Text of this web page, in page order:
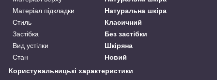
Матеріал підкладки
Натуральна шкіра
Стиль
Класичний
Застібка
Без застібки
Вид устілки
Шкіряна
Стан
Новий
Користувальницькі характеристики